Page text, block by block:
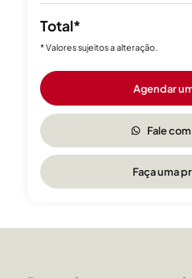
Total*
* Valores sujeitos a alteração.
Agendar
Fale
Faça uma